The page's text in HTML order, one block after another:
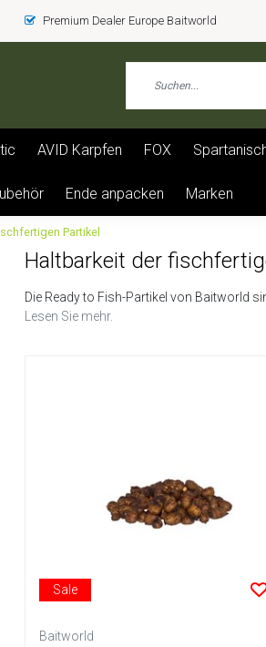
Premium Dealer Europe Baitworld
AVID Karpfen FOX
Ende anpacken Marken
Partikel
Haltbarkeit der
Die Ready to Fish-Partikel von Baitworld
Lesen Sie mehr.
Sale
Baitworld